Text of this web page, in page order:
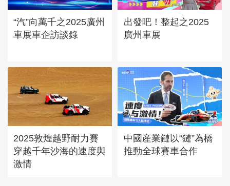
“汽”向萬千之2025廣州
車展車企訪談錄
出發吧！整起之2025
廣州車展
2025敦煌越野耐力賽
穿越千年沙海的速度與
激情
中國産業鏈以“鏈”為橋
推動全球賽車合作